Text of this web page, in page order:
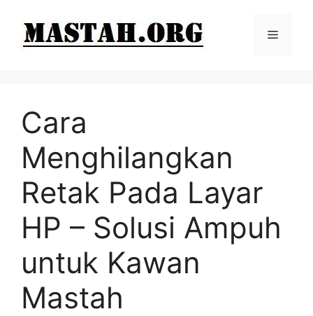
Menu
Cara
Menghilangkan
Retak Pada Layar
HP – Solusi Ampuh
untuk Kawan
Mastah